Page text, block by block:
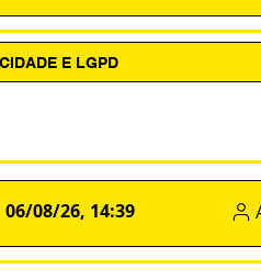
E LGPD
06/08/26, 14:39